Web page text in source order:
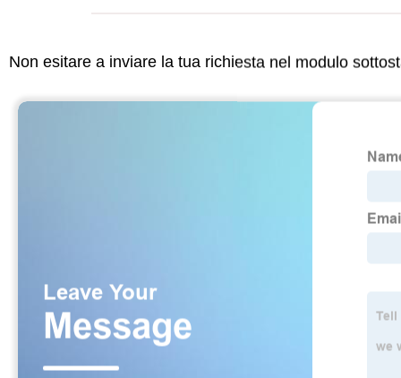
Non esitare a inviare la tua richiesta nel modulo